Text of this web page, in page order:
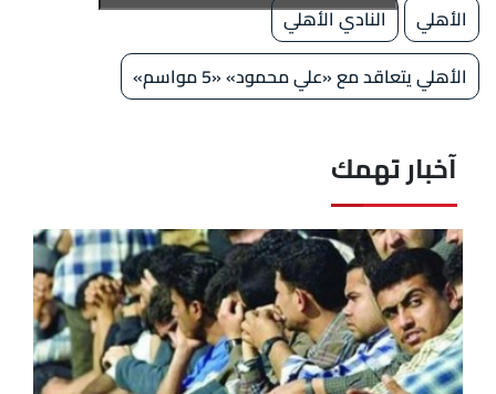
الأهلي
النادي الأهلي
الأهلي يتعاقد مع «علي محمود» «5 مواسم»
آخبار تهمك